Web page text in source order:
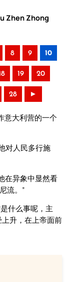
Zhen Zhong
8 9 10
19 20
28 ►
意大利营的一个
对人民多行施
在异象中显然看
流。”
什么事呢，主
上升，在上帝面前